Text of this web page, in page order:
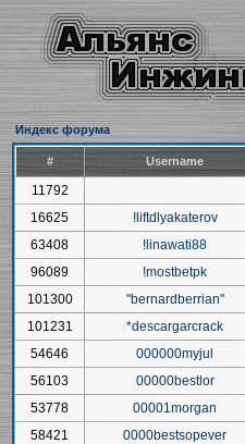
Индекс форума
# Username
11792
16625
!liftdlyakaterov
63408
!linawati88
96089
!mostbetpk
101300
"bernardberrian"
101231
*descargarcrack
54646
000000myjul
56103
00000bestlor
53778
00001morgan
58421
0000bestsopever